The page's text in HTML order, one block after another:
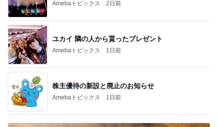
Amebaトピックス 2日前
ユカイ 隣の人から貰ったプレゼント
Amebaトピックス 1日前
株主優待の新設と廃止のお知らせ
Amebaトピックス 1日前